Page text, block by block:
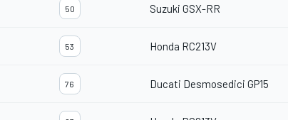
50 Suzuki GSX-RR
53 Honda RC213V
76 Ducati Desmosedici GP15